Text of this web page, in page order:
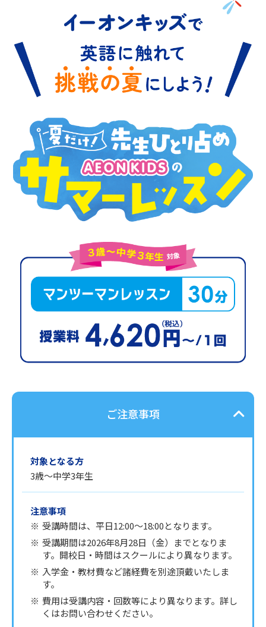
ご注意事項
対象となる方
3歳～中学3年生​
注意事項
※ 受講時間は、平日12:00～18:00となります。
※ 受講期間は2026年8月28日（金）までとなりま
す。開校日・時間はスクールにより異なります。
※ 入学金・教材費など諸経費を別途頂戴いたしま
す。
※ 費用は受講内容・回数等により異なります。詳し
くはお問い合わせください。